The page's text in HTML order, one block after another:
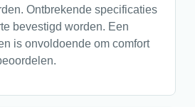
Ontbrekende specificaties
bevestigd worden. Een
is onvoldoende om comfort